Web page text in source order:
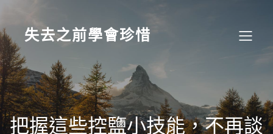
content
失去之前學會珍惜
把握這些控鹽小技能，不再談